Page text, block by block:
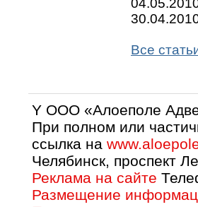
Все
Y OOO «Алоеполе
При полном или
ссылка на
Челябинск, проспект
Реклама на сайте
Размещение